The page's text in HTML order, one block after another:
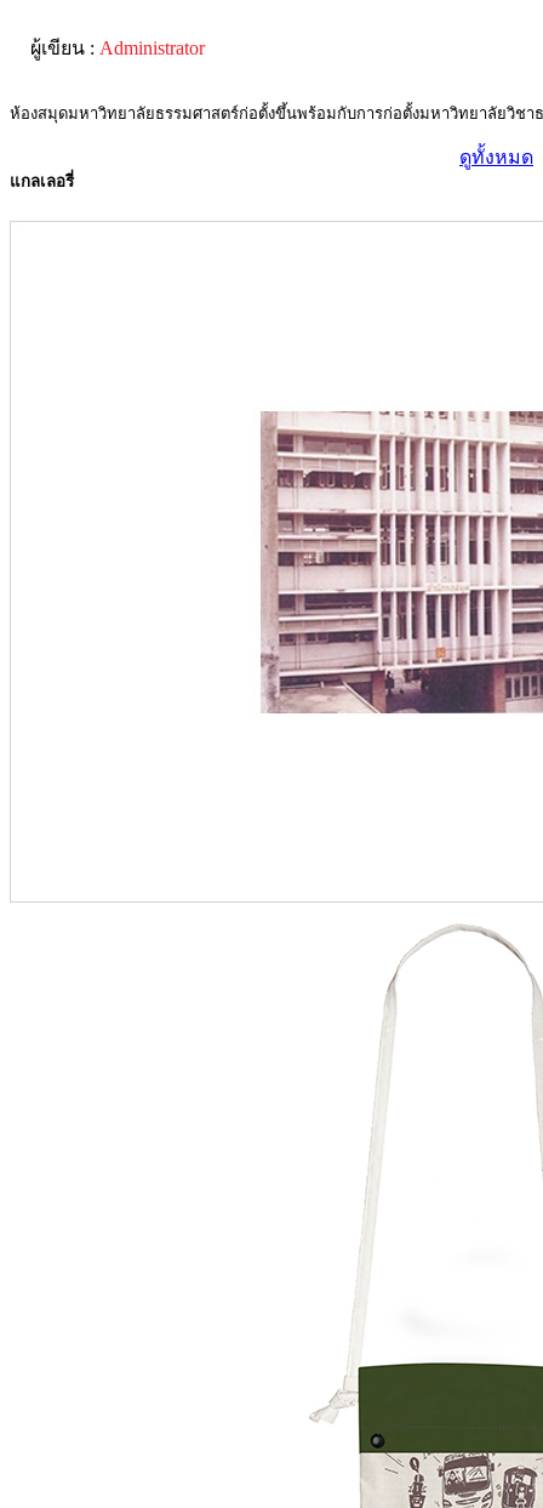
ผู้เขียน : Administrator
ห้องสมุดมหาวิทยาลัยธรรมศาสตร์ก่อตั้งขึ้นพร้อมกับการก่อตั้งมหาวิทยาลัย
แกลเลอรี่
ดูทั้งหมด